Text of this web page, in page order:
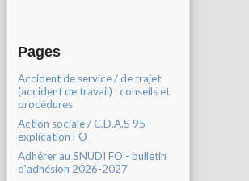
Pages
Accident de service / de trajet
(accident de travail) : conseils et
procédures
Action sociale / C.D.A.S 95 -
explication FO
Adhérer au SNUDI FO - bulletin
d'adhésion 2026-2027